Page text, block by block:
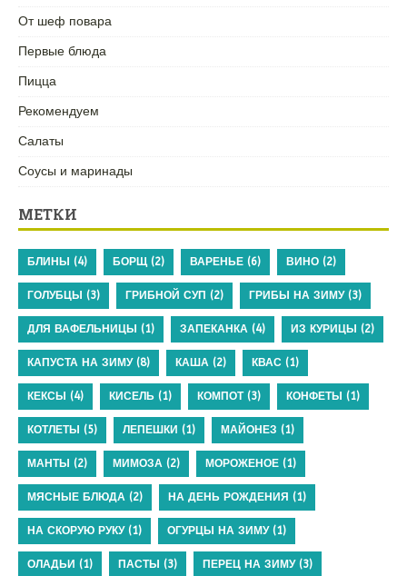
От шеф повара
Первые блюда
Пицца
Рекомендуем
Салаты
Соусы и маринады
МЕТКИ
БЛИНЫ (4) БОРЩ (2) ВАРЕНЬЕ (6) ВИНО (2)
ГОЛУБЦЫ (3) ГРИБНОЙ СУП (2) ГРИБЫ НА ЗИМУ(3)
ДЛЯ ВАФЕЛЬНИЦЫ (1) ЗАПЕКАНКА (4) ИЗ КУРИЦЫ (2)
КАПУСТА НА ЗИМУ(8) КАША (2) КВАС (1)
КЕКСЫ (4) КИСЕЛЬ (1) КОМПОТ(3) КОНФЕТЫ (1)
КОТЛЕТЫ (5) ЛЕПЕШКИ (1) МАЙОНЕЗ (1)
МАНТЫ (2) МИМОЗА (2) МОРОЖЕНОЕ (1)
МЯСНЫЕ БЛЮДА (2) НА ДЕНЬ РОЖДЕНИЯ (1)
НА СКОРУЮ РУКУ(1) ОГУРЦЫ НА ЗИМУ(1)
ОЛАДЬИ (1) ПАСТЫ (3) ПЕРЕЦ НА ЗИМУ(3)